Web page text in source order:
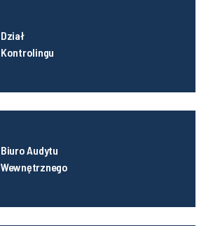
Dział
Kontrolingu
Biuro Audytu
Wewnętrznego